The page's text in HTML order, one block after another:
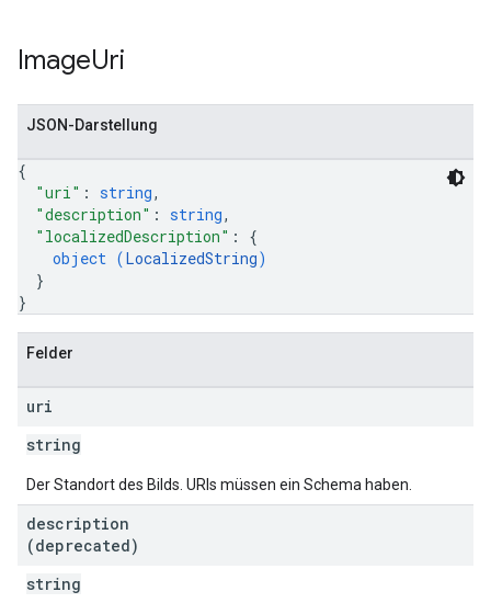
ImageUri
JSON-Darstellung
{
"uri" : string,
"description" : string,
"localizedDescription" : {
object (LocalizedString)
}
}
Felder
uri
string
Der Standort des Bilds. URIs müssen ein Schema haben.
description
(deprecated)
string